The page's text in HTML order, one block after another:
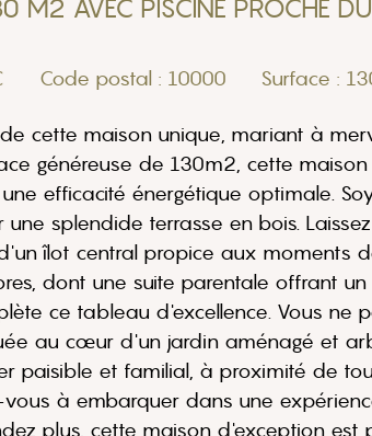
M2 AVEC PISCINE PROCHE
Code postal : 10000 Surface :
cette maison unique, mariant à
généreuse de 130m2, cette
efficacité énergétique optimale.
splendide terrasse en bois.
îlot central propice aux moments
dont une suite parentale offrant
ce tableau d'excellence. Vous ne
au cœur d'un jardin aménagé et
paisible et familial, à proximité de
à embarquer dans une
plus, cette maison d'exception